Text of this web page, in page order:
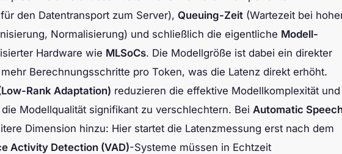
den Datentransport zum Server), Queuing-Zeit (Wartezeit bei
Normalisierung) und schließlich die eigentliche Modell-
Hardware wie MLSoCs. Die Modellgröße ist dabei ein direkter
Berechnungsschritte pro Token, was die Latenz direkt erhöht.
Rank Adaptation) reduzieren die effektive Modellkomplexität und
Modellqualität signifikant zu verschlechtern. Bei Automatic
Dimension hinzu: Hier startet die Latenzmessung erst nach dem
Activity Detection (VAD)-Systeme müssen in Echtzeit